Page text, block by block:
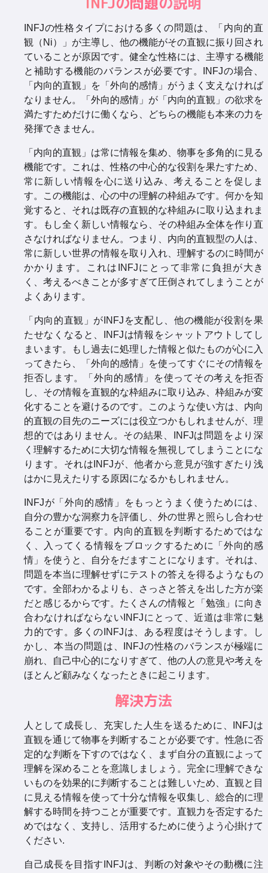
INFJの性格タイプにおける多くの問題は、「内向的直
観（Ni）」が主導し、他の機能がその直観に振り回され
ていることが原因です。健全な性格には、主導する機能
と補助する機能のバランスが必要です。INFJの場合、
「内向的直観」を「外向的感情」がうまく支えなければ
なりません。「外向的感情」が「内向的直観」の欲求を
満たすためだけに働くなら、どちらの機能も本来の力を
発揮できません。
「内向的直観」は常に情報を集め、物事を多角的に見る
機能です。これは、性格の中心的な役割を果たすため、
常に新しい情報を心に送り込み、考えることを促しま
す。この機能は、心の中の理解の枠組みです。何かを知
覚すると、それは既存の直観的な枠組みに取り込まれま
す。もし全く新しい情報なら、その枠組み全体を作り直
さなければなりません。つまり、内向的直観型の人は、
常に新しい世界の情報を取り入れ、理解するのに時間が
かかります。これはINFJにとって非常に負担が大き
く、考えるべきことが多すぎて圧倒されてしまうことが
よくあります。
「内向的直観」がINFJを支配し、他の機能が役割を果
たせなくなると、INFJは情報をシャットアウトしてし
まいます。もし過去に処理した情報と似たものが心に入
ってきたら、「外向的感情」を使ってすぐにその情報を
拒否します。「外向的感情」を使ってその考えを拒否
し、その情報を直観的な枠組みに取り込み、枠組みが変
化することを避けるのです。このような使い方は、内向
的直観の目先のニーズには役立つかもしれませんが、理
想的ではありません。その結果、INFJは問題をより深
く理解するために大切な情報を無視してしまうことにな
ります。それはINFJが、他者から意見が強すぎたり浅
はかに見えたりする原因になるかもしれません。
INFJが「外向的感情」をもっとうまく使うためには、
自分の豊かな洞察力を評価し、外の世界と照らし合わせ
ることが重要です。内向的直観を判断するためではな
く、入ってくる情報をブロックするために「外向的感
情」を使うと、自分をだますことになります。それは、
問題を本当に理解せずにテストの答えを得るようなもの
です。全部わかるよりも、さっさと答えを出した方が楽
だと感じるからです。たくさんの情報と「勉強」に向き
合わなければならないINFJにとって、近道は非常に魅
力的です。多くのINFJは、ある程度はそうします。し
かし、本当の問題は、INFJの性格のバランスが極端に
崩れ、自己中心的になりすぎて、他の人の意見や考えを
ほとんど顧みなくなったときに起こります。
解決方法
人として成長し、充実した人生を送るために、INFJは
直観を通じて物事を判断することが必要です。性急に否
定的な判断を下すのではなく、まず自分の直観によって
理解を深めることを意識しましょう。完全に理解できな
いものを効果的に判断することは難しいため、直観と目
に見える情報を使って十分な情報を収集し、総合的に理
解する時間を持つことが重要です。直観力を否定するた
めではなく、支持し、活用するために使うよう心掛けて
ください.
自己成長を目指すINFJは、判断の対象やその動機に注